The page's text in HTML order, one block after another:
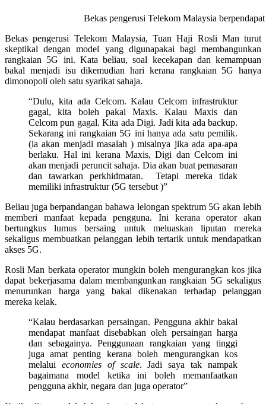
Bekas pengerusi Telekom Malaysia
Bekas pengerusi Telekom Malaysia, Tuan Haji Rosli Man turut
skeptikal dengan model yang digunapakai bagi membangunkan
rangkaian 5G ini. Kata beliau, soal kecekapan dan kemampuan
bakal menjadi isu dikemudian hari kerana rangkaian 5G hanya
dimonopoli oleh satu syarikat sahaja.
“Dulu, kita ada Celcom. Kalau Celcom infrastruktur
gagal, kita boleh pakai Maxis. Kalau Maxis dan
Celcom pun gagal. Kita ada Digi. Jadi kita ada backup.
Sekarang ini rangkaian 5G ini hanya ada satu pemilik.
(ia akan menjadi masalah ) misalnya jika ada apa-apa
berlaku. Hal ini kerana Maxis, Digi dan Celcom ini
akan menjadi peruncit sahaja. Dia akan buat pemasaran
dan tawarkan perkhidmatan. Tetapi mereka tidak
memiliki infrastruktur (5G tersebut )”
Beliau juga berpandangan bahawa lelongan spektrum 5G akan lebih
memberi manfaat kepada pengguna. Ini kerana operator akan
bertungkus lumus bersaing untuk meluaskan liputan mereka
sekaligus membuatkan pelanggan lebih tertarik untuk mendapatkan
akses 5G.
Rosli Man berkata operator mungkin boleh mengurangkan kos jika
dapat bekerjasama dalam membangunkan rangkaian 5G sekaligus
menurunkan harga yang bakal dikenakan terhadap pelanggan
mereka kelak.
“Kalau berdasarkan persaingan. Pengguna akhir bakal
mendapat manfaat disebabkan oleh persaingan harga
dan sebagainya. Penggunaan rangkaian yang tinggi
juga amat penting kerana boleh mengurangkan kos
melalui economies of scale. Jadi saya tak nampak
bagaimana model ketika ini boleh memanfaatkan
pengguna akhir, negara dan juga operator”